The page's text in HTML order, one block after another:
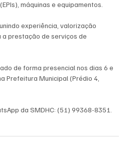
máquinas e equipamentos.
experiência, valorização
a prestação de serviços de
de forma presencial nos dias 6 e
Prefeitura Municipal (Prédio 4,
da SMDHC: (51) 99368-8351.